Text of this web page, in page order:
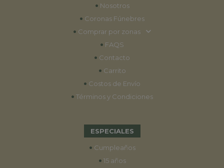
• Nosotros
• Coronas Fúnebres
• Comprar por zonas
• FAQS
• Contacto
• Carrito
• Costos de Envío
• Términos y Condiciones
ESPECIALES
• Cumpleaños
• 15 años